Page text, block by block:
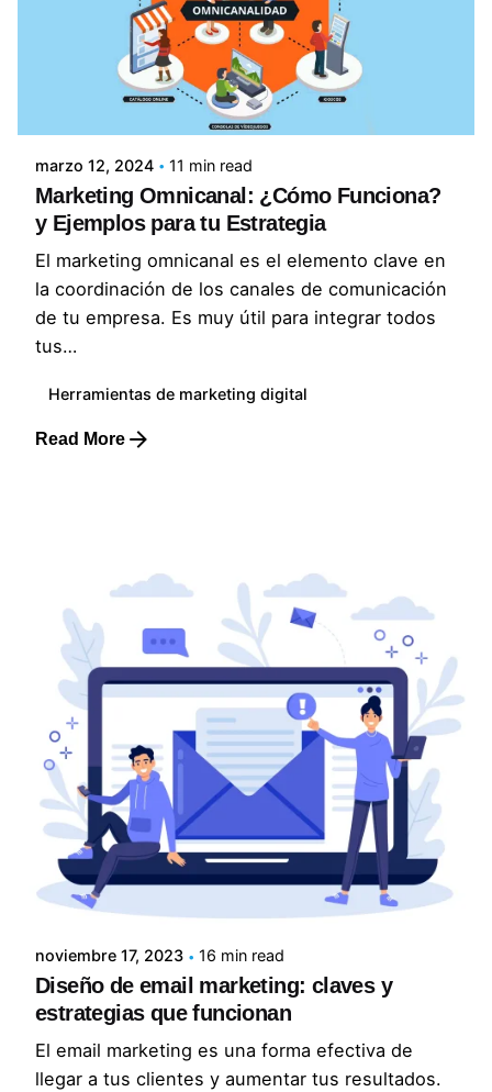
Posted by
Lluvia Digital
marzo 12, 2024 11 min read
Marketing Omnicanal: ¿Cómo Funciona?
y Ejemplos para tu Estrategia
El marketing omnicanal es el elemento clave en
la coordinación de los canales de comunicación
de tu empresa. Es muy útil para integrar todos
tus…
Herramientas de marketing digital
Read More
Posted by
Lluvia Digital
noviembre 17, 2023 16 min read
Diseño de email marketing: claves y
estrategias que funcionan
El email marketing es una forma efectiva de
llegar a tus clientes y aumentar tus resultados.